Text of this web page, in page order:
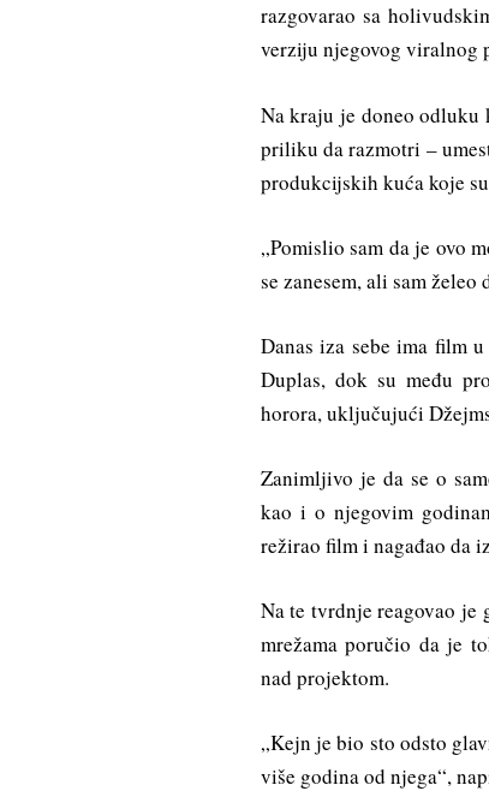
razgovarao sa
verziju njegovog viralnog
Na kraju je doneo odluku
priliku da razmotri –
produkcijskih kuća koje
„Pomislio sam da je ovo
se zanesem, ali sam
Danas iza sebe ima film
Duplas, dok su među
horora, uključujući
Zanimljivo je da se o
kao i o njegovim
režirao film i nagađao da
Na te tvrdnje reagovao
mrežama poručio da je
nad projektom.
„Kejn je bio sto odsto
više godina od njega“,